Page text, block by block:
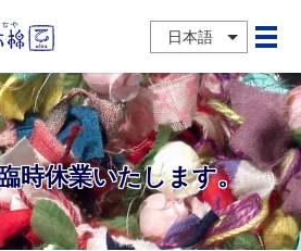
日本語 メ
時休業いたします。